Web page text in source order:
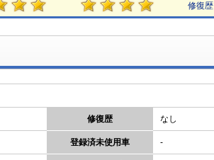
修復歴
修復歴 なし
登録済未使用車 -